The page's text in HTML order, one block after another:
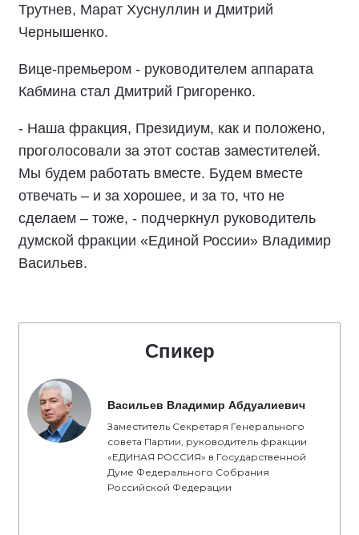
Трутнев, Марат Хуснуллин и Дмитрий
Чернышенко.
Вице-премьером - руководителем аппарата
Кабмина стал Дмитрий Григоренко.
- Наша фракция, Президиум, как и положено,
проголосовали за этот состав заместителей.
Мы будем работать вместе. Будем вместе
отвечать – и за хорошее, и за то, что не
сделаем – тоже, - подчеркнул руководитель
думской фракции «Единой России» Владимир
Васильев.
Спикер
Васильев Владимир Абдуалиевич
Заместитель Секретаря Генерального
совета Партии, руководитель фракции
«ЕДИНАЯ РОССИЯ» в Государственной
Думе Федерального Собрания
Российской Федерации